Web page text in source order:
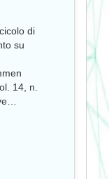
di
su
14, n.